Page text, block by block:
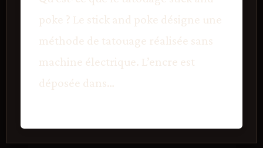
poke ? Le stick and poke désigne une
méthode de tatouage réalisée sans
machine électrique. L’encre est
déposée dans…